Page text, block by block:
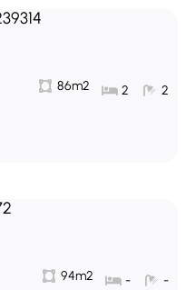
86m2 2 2
94m2 - -